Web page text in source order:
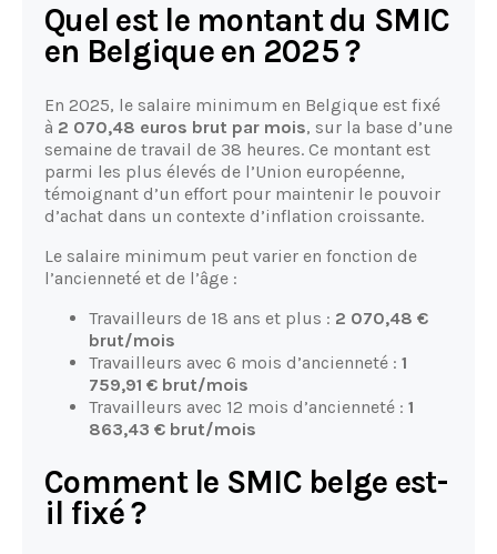
Quel est le montant du SMIC
en Belgique en 2025 ?
En 2025, le salaire minimum en Belgique est fixé
à 2 070,48 euros brut par mois, sur la base d’une
semaine de travail de 38 heures. Ce montant est
parmi les plus élevés de l’Union européenne,
témoignant d’un effort pour maintenir le pouvoir
d’achat dans un contexte d’inflation croissante.
Le salaire minimum peut varier en fonction de
l’ancienneté et de l’âge :
Travailleurs de 18 ans et plus : 2 070,48 €
brut/mois
Travailleurs avec 6 mois d’ancienneté : 1
759,91 € brut/mois
Travailleurs avec 12 mois d’ancienneté : 1
863,43 € brut/mois
Comment le SMIC belge est-
il fixé ?